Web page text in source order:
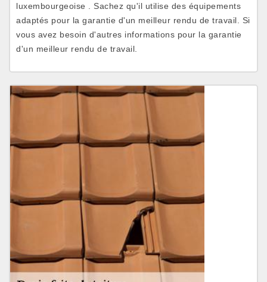
luxembourgeoise . Sachez qu'il utilise des équipements
adaptés pour la garantie d'un meilleur rendu de travail. Si
vous avez besoin d'autres informations pour la garantie
d'un meilleur rendu de travail.